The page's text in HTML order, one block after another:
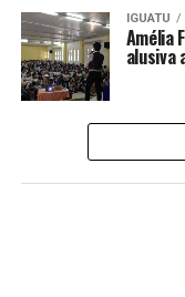
IGUATU
Amélia
alusiva